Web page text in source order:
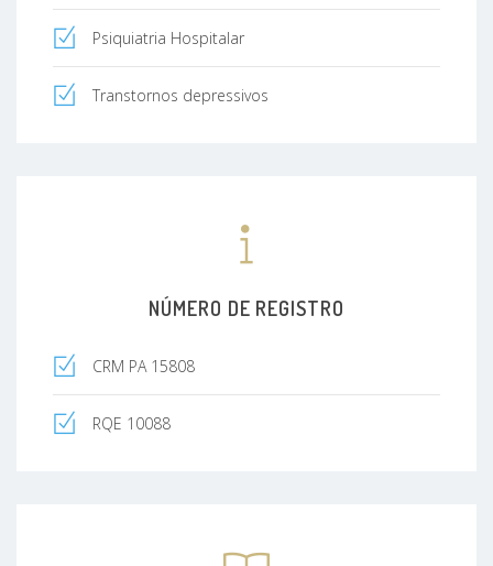
Psiquiatria Hospitalar
Transtornos depressivos
NÚMERO DE REGISTRO
CRM PA 15808
RQE 10088